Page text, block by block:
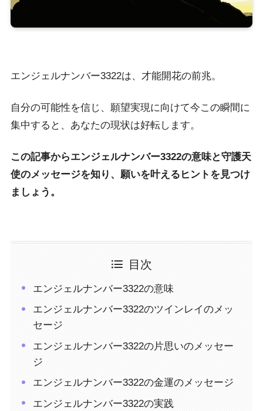
エンジェルナンバー3322は、才能開花の前兆。
自分の可能性を信じ、願望実現に向けて今この瞬間に
集中すると、あなたの現状は好転します。
この記事からエンジェルナンバー3322の意味と守護天
使のメッセージを知り、願いを叶えるヒントを見つけ
ましょう。
目次
エンジェルナンバー3322の意味
エンジェルナンバー3322のツインレイのメッ
セージ
エンジェルナンバー3322の片思いのメッセー
ジ
エンジェルナンバー3322の金運のメッセージ
エンジェルナンバー3322の実践